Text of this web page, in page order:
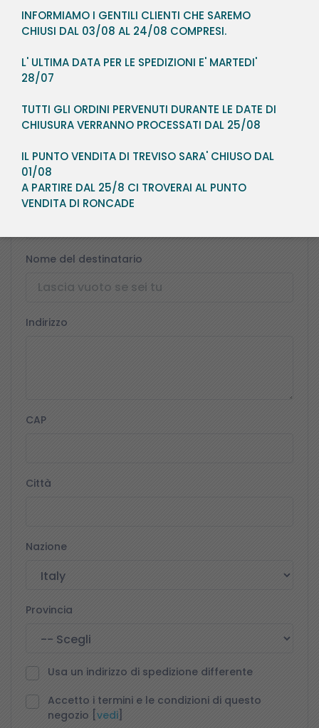
Password
Ripeti password
Indirizzo
Azienda
Nome del destinatario
Indirizzo
CAP
Città
Nazione
Provincia
Usa un indirizzo di spedizione differente
Accetto i termini e le condizioni di questo
negozio [vedi]
INFORMIAMO I GENTILI CLIENTI CHE SAREMO
CHIUSI DAL 03/08 AL 24/08 COMPRESI.
L' ULTIMA DATA PER LE SPEDIZIONI E' MARTEDI'
28/07
TUTTI GLI ORDINI PERVENUTI DURANTE LE DATE DI
CHIUSURA VERRANNO PROCESSATI DAL 25/08
IL PUNTO VENDITA DI TREVISO SARA' CHIUSO DAL
01/08
A PARTIRE DAL 25/8 CI TROVERAI AL PUNTO
VENDITA DI RONCADE